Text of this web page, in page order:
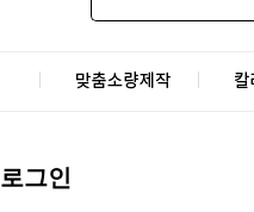
로그인